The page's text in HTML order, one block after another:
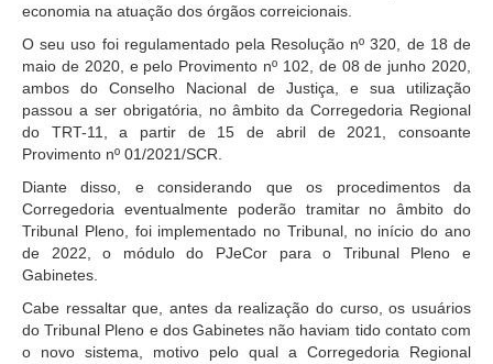
Comitê de Combate ao Trabalho Infantil e de Estímulo à
Aprendizagem
Comitê de Incentivo à Participação Institucional Feminina
no âmbito do TRT-11
Comitê de Prevenção e Enfrentamento do Assédio
Moral, do Assédio Sexual e da Discriminação
Comissão Permanente de Gestão Socioambiental
Comitê Gestor do Plano de Contratações e Aquisições
no Âmbito do TRT11
Grupo Operacional do Centro de Inteligência
Comitê de Equidade de Raça, Gênero e Diversidade
Comitê PopRuaJud
economia na atuação dos órgãos correicionais.
O seu uso foi regulamentado pela Resolução nº 320, de 18 de
maio de 2020, e pelo Provimento nº 102, de 08 de junho 2020,
ambos do Conselho Nacional de Justiça, e sua utilização
passou a ser obrigatória, no âmbito da Corregedoria Regional
do TRT-11, a partir de 15 de abril de 2021, consoante
Provimento nº 01/2021/SCR.
Diante disso, e considerando que os procedimentos da
Corregedoria eventualmente poderão tramitar no âmbito do
Tribunal Pleno, foi implementado no Tribunal, no início do ano
de 2022, o módulo do PJeCor para o Tribunal Pleno e
Gabinetes.
Cabe ressaltar que, antes da realização do curso, os usuários
do Tribunal Pleno e dos Gabinetes não haviam tido contato com
o novo sistema, motivo pelo qual a Corregedoria Regional